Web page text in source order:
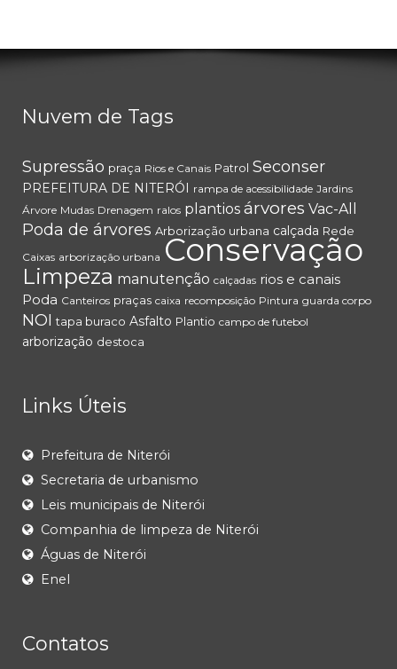
Nuvem de Tags
Supressão praça Rios e Canais Patrol Seconser
PREFEITURA DE NITERÓI rampa de acessibilidade Jardins
Árvore Mudas Drenagem ralos plantios árvores Vac-All
Poda de árvores Arborização urbana calçada Rede
Caixas arborização urbana Conservação
Limpeza manutenção calçadas rios e canais
Poda Canteiros praças caixa recomposição Pintura guarda corpo
NOI tapa buraco Asfalto Plantio campo de futebol
arborização destoca
Links Úteis
Prefeitura de Niterói
Secretaria de urbanismo
Leis municipais de Niterói
Companhia de limpeza de Niterói
Águas de Niterói
Enel
Contatos